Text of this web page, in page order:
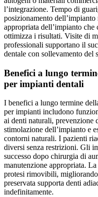
l’integrazione. Tempo di
posizionamento
appropriata dell’impianto che
ottimizza i risultati. Visite di
professionali supportano il
dentale con sollevamento del
Benefici a lungo
per impianti dentali
I benefici a lungo termine
per impianti includono
ai denti naturali, prevenzione
stimolazione dell’impianto e
contorni naturali. I pazienti
diversi senza restrizioni. Gli
successo dopo chirurgia di
manutenzione appropriata.
protesi rimovibili,
preservata supporta denti
indefinitamente.